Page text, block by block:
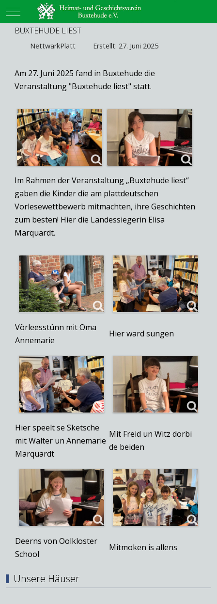
Mobile Menu Toggle
BUXTEHUDE LIEST
NettwarkPlatt Erstellt: 27. Juni 2025
Am 27. Juni 2025 fand in Buxtehude die
Veranstaltung "Buxtehude liest" statt.
Im Rahmen der Veranstaltung „Buxtehude liest“
gaben die Kinder die am plattdeutschen
Vorlesewettbewerb mitmachten, ihre Geschichten
zum besten! Hier die Landessiegerin Elisa
Marquardt.
Vörleesstünn mit Oma
Annemarie
Hier ward sungen
Hier speelt se Sketsche
mit Walter un Annemarie
Marquardt
Mit Freid un Witz dorbi
de beiden
Deerns von Oolkloster
School
Mitmoken is allens
Unsere Häuser